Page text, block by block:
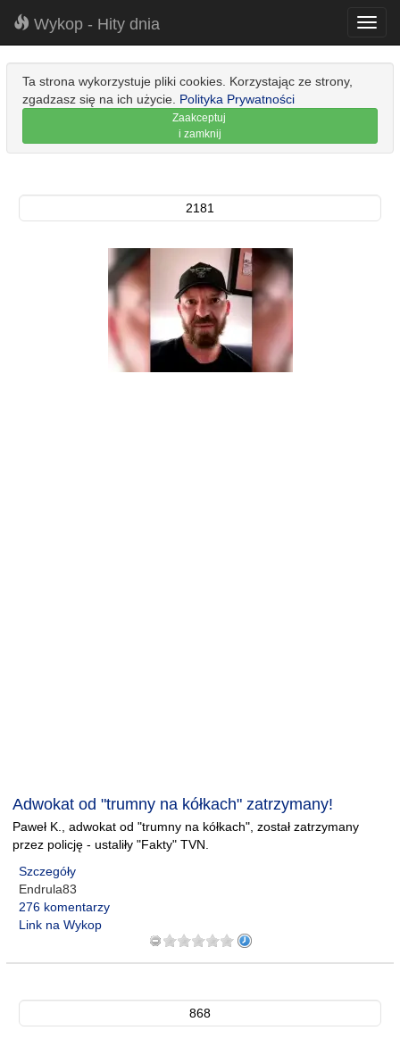
Wykop - Hity dnia
Ta strona wykorzystuje pliki cookies. Korzystając ze strony,
zgadzasz się na ich użycie. Polityka Prywatności
Zaakceptuj
i zamknij
2181
Adwokat od "trumny na kółkach" zatrzymany!
Paweł K., adwokat od "trumny na kółkach", został zatrzymany
przez policję - ustaliły "Fakty" TVN.
Szczegóły
Endrula83
276 komentarzy
Link na Wykop
868